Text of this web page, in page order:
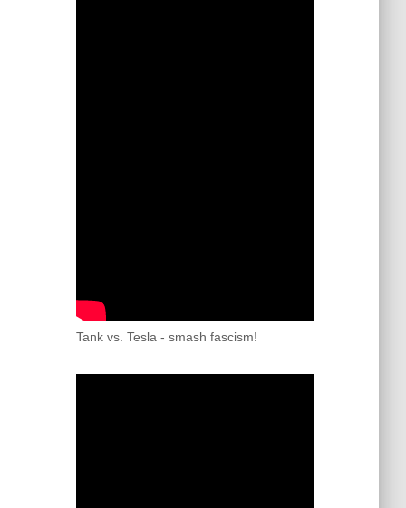
Tank vs. Tesla - smash fascism!